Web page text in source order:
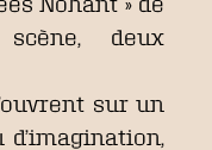
deux
sur un